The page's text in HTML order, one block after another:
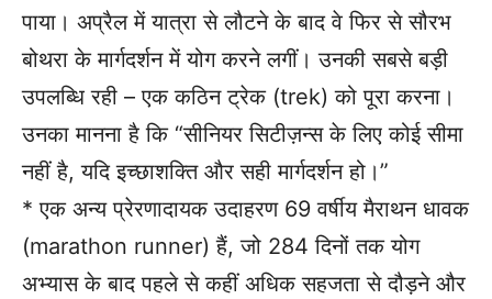
पाया। अप्रैल में यात्रा से लौटने के बाद वे फिर से सौरभ
बोथरा के मार्गदर्शन में योग करने लगीं। उनकी सबसे बड़ी
उपलब्धि रही – एक कठिन ट्रेक (trek) को पूरा करना।
उनका मानना है कि “सीनियर सिटीज़न्स के लिए कोई सीमा
नहीं है, यदि इच्छाशक्ति और सही मार्गदर्शन हो।”
* एक अन्य प्रेरणादायक उदाहरण 69 वर्षीय मैराथन धावक
(marathon runner) हैं, जो 284 दिनों तक योग
अभ्यास के बाद पहले से कहीं अधिक सहजता से दौड़ने और